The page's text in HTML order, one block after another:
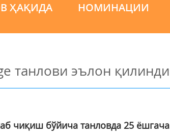
ҲАҚИДА НОМИНАЦИИ
танлови эълон қилинди
чиқиш бўйича танловда 25